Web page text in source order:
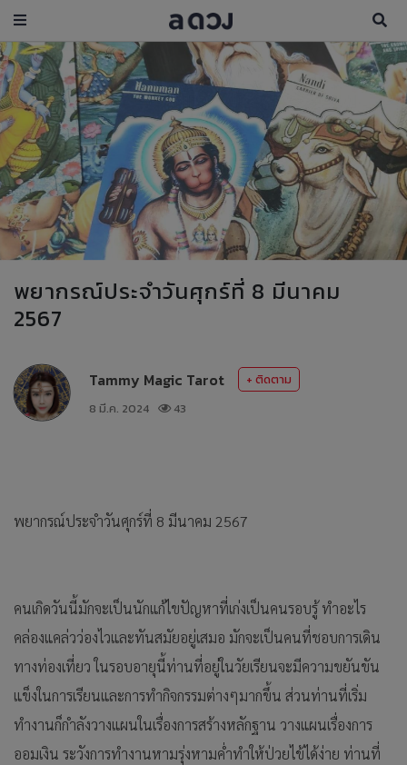
พยากรณ์ประจำวันศุกร์ที่ 8 มีนาคม
2567
Tammy Magic Tarot
+ ติดตาม
8 มี.ค. 2024
43
พยากรณ์ประจำวันศุกร์ที่ 8 มีนาคม 2567
คนเกิดวันนี้มักจะเป็นนักแก้ไขปัญหาที่เก่งเป็นคนรอบรู้ ทำอะไร
คล่องแคล่วว่องไวและทันสมัยอยู่เสมอ มักจะเป็นคนที่ชอบการเดิน
ทางท่องเที่ยว ในรอบอายุนี้ท่านที่อยู่ในวัยเรียนจะมีความขยันขัน
แข็งในการเรียนและการทำกิจกรรมต่างๆมากขึ้น ส่วนท่านที่เริ่ม
ทำงานก็กำลังวางแผนในเรื่องการสร้างหลักฐาน วางแผนเรื่องการ
ออมเงิน ระวังการทำงานหามรุ่งหามค่ำทำให้ป่วยไข้ได้ง่าย ท่านที่